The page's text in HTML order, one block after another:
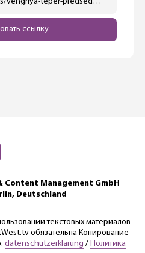
ссылку
Content Management GmbH
Deutschland
текстовых материалов
обязательна Копирование
datenschutzerklärung /
Политика